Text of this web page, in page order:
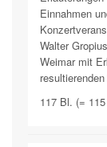
Einnahmen
Walter
Weimar mit
117 Bl. (=